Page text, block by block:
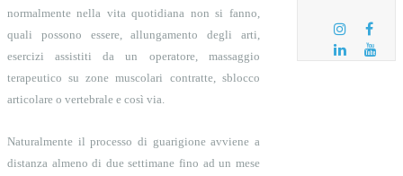
normalmente nella vita quotidiana non si fanno,
quali possono essere, allungamento degli arti,
esercizi assistiti da un operatore, massaggio
terapeutico su zone muscolari contratte, sblocco
articolare o vertebrale e così via.
Naturalmente il processo di guarigione avviene a
distanza almeno di due settimane fino ad un mese